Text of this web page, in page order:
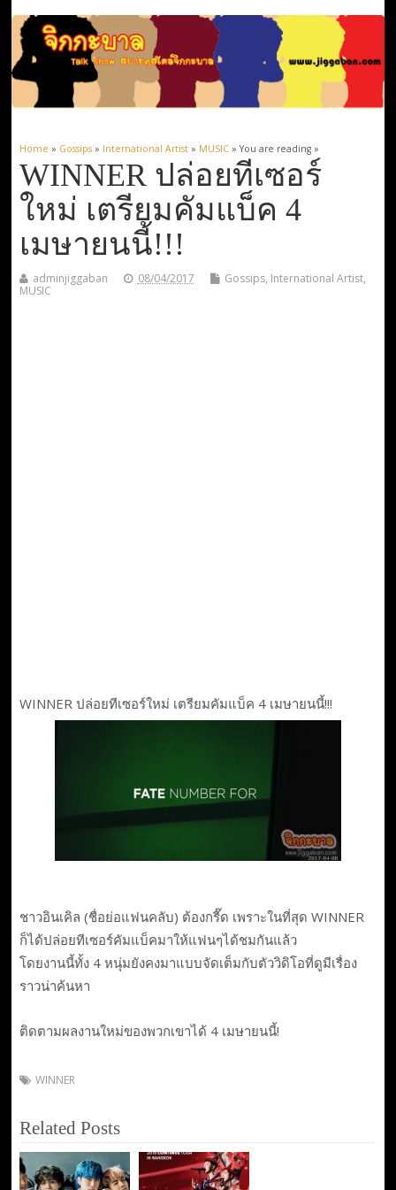
Home » Gossips» International Artist» MUSIC» You are reading »
WINNER ปล่อยทีเซอร์
ใหม่ เตรียมคัมแบ็ค 4
เมษายนนี้!!!
adminjiggaban 08/04/2017 Gossips, International Artist,
MUSIC
WINNER ปล่อยทีเซอร์ใหม่ เตรียมคัมแบ็ค 4 เมษายนนี้!!!
ชาวอินเคิล (ชื่อย่อแฟนคลับ) ต้องกรี๊ด เพราะในที่สุด WINNER
ก็ได้ปล่อยทีเซอร์คัมแบ็คมาให้แฟนๆได้ชมกันแล้ว
โดยงานนี้ทั้ง 4 หนุ่มยังคงมาแบบจัดเต็มกับตัววิดิโอที่ดูมีเรื่อง
ราวน่าค้นหา
ติดตามผลงานใหม่ของพวกเขาได้ 4 เมษายนนี้!
WINNER
Related Posts